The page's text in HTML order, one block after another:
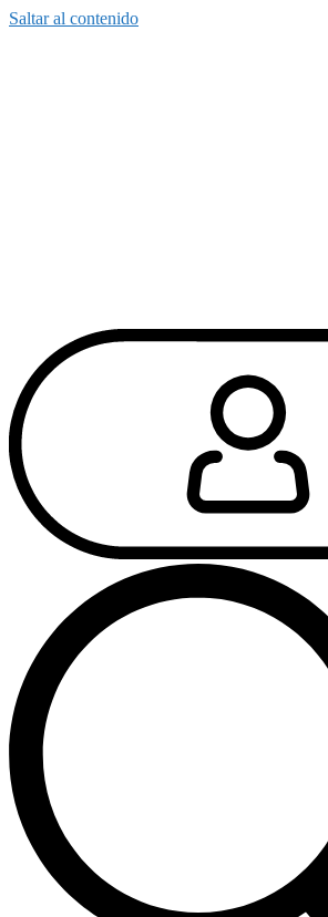
Saltar al contenido